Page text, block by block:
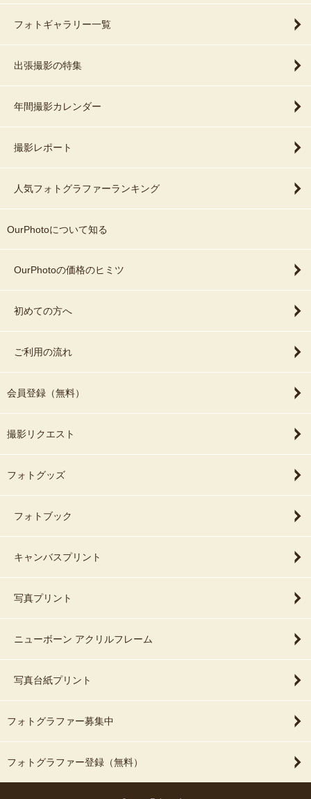
フォトギャラリー一覧
出張撮影の特集
年間撮影カレンダー
撮影レポート
人気フォトグラファーランキング
OurPhotoについて知る
OurPhotoの価格のヒミツ
初めての方へ
ご利用の流れ
会員登録（無料）
撮影リクエスト
フォトグッズ
フォトブック
キャンバスプリント
写真プリント
ニューボーン アクリルフレーム
写真台紙プリント
フォトグラファー募集中
フォトグラファー登録（無料）